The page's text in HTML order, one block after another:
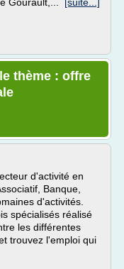
thème : offre
d'activité en
Banque,
d'activités.
spécialisés réalisé
les différentes
trouvez l'emploi qui